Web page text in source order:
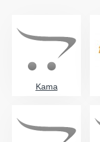
Kama